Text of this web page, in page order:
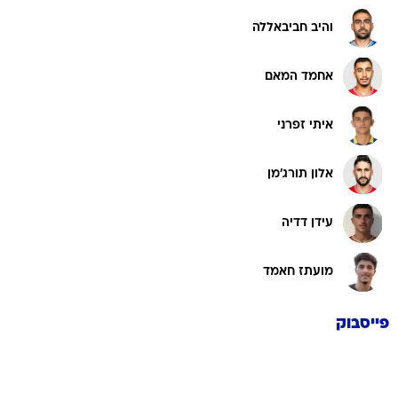
והיב חביבאללה
אחמד המאם
איתי זפרני
אלון תורג'מן
עידן דדיה
מועתז חאמד
פייסבוק